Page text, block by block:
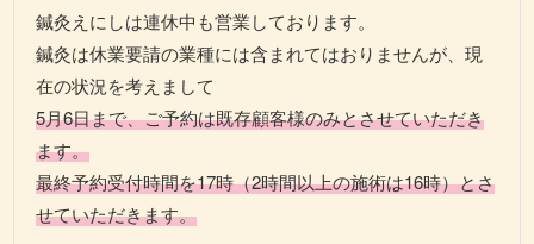
鍼灸えにしは連休中も営業しております。
鍼灸は休業要請の業種には含まれてはおりませんが、現
在の状況を考えまして
5月6日まで、ご予約は既存顧客様のみとさせていただき
ます。
最終予約受付時間を17時（2時間以上の施術は16時）とさ
せていただきます。